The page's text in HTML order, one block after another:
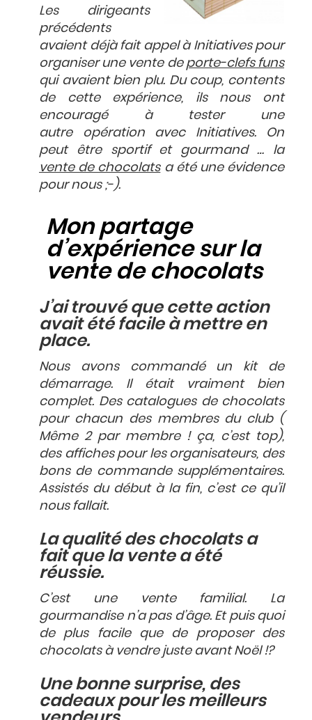
Les dirigeants
précédents
avaient déjà fait appel à Initiatives pour
organiser une vente deporte-clefs funs
qui avaient bien plu. Du coup, contents
de cette expérience, ils nous ont
encouragé à tester une
autre opération avec Initiatives. On
peut être sportif et gourmand … la
vente de chocolatsa été une évidence
pour nous ;-).
Mon partage
d’expérience sur la
vente de chocolats
J’ai trouvé que cette action
avait été facile à mettre en
place.
Nous avons commandé un kit de
démarrage. Il était vraiment bien
complet. Des catalogues de chocolats
pour chacun des membres du club (
Même 2 par membre ! ça, c’est top),
des affiches pour les organisateurs, des
bons de commande supplémentaires.
Assistés du début à la fin, c’est ce qu’il
nous fallait.
La qualité des chocolats a
fait que la vente a été
réussie.
C’est une vente familial. La
gourmandise n’a pas d’âge. Et puis quoi
de plus facile que de proposer des
chocolats à vendre juste avant Noël !?
Une bonne surprise, des
cadeaux pour les meilleurs